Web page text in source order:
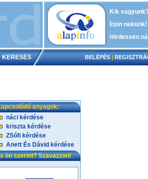
Kik
Írjon nekünk!
Hirdessen
BELÉPÉS |
anyagok:
náci kérdése
kriszta kérdése
ZSófi kérdése
Anett És Dávid kérdése
ön szerint? Szavazzon!